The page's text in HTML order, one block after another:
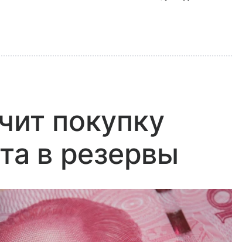
покупку
в резервы